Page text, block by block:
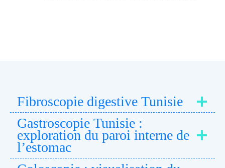
Fibroscopie digestive Tunisie
Gastroscopie Tunisie :
exploration du paroi interne de
l’estomac